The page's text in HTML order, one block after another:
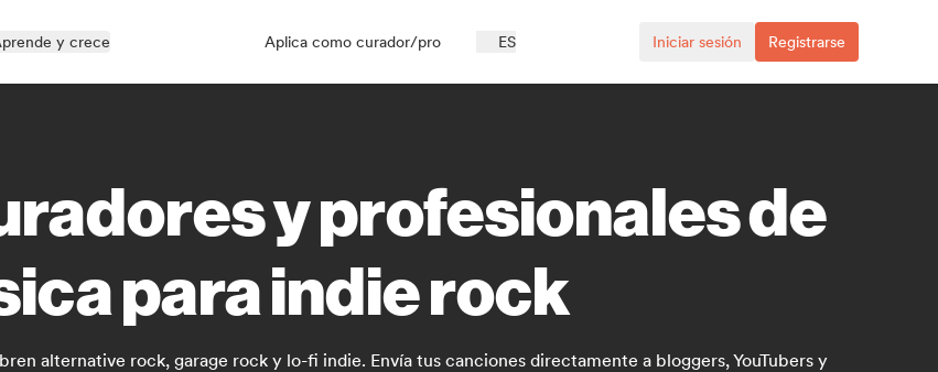
y crece Aplica como curador/pro ES Iniciar sesión Registrarse
y profesionales de
para indie rock
alternative rock, garage rock y lo-fi indie. Envía tus canciones directamente a bloggers, YouTubers y